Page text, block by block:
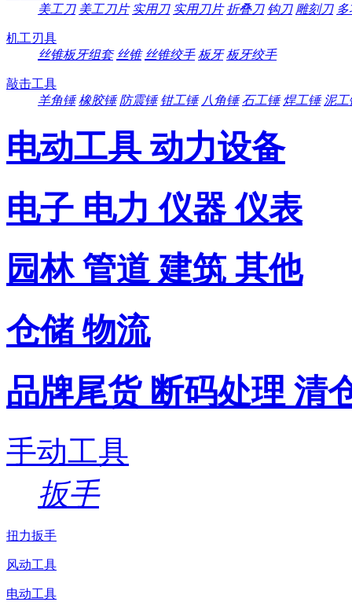
美工刀 美工刀片 实用刀 实用刀片 折叠刀 钩刀 雕刻刀
机工刃具
丝锥板牙组套 丝锥 丝锥绞手 板牙 板牙绞手
敲击工具
羊角锤 橡胶锤 防震锤 钳工锤 八角锤 石工锤 焊工锤 泥工
电动工具 动力设备
电子 电力 仪器 仪表
园林 管道 建筑 其他
仓储 物流
品牌尾货 断码处理 清
手动工具
扳手
扭力扳手
风动工具
电动工具